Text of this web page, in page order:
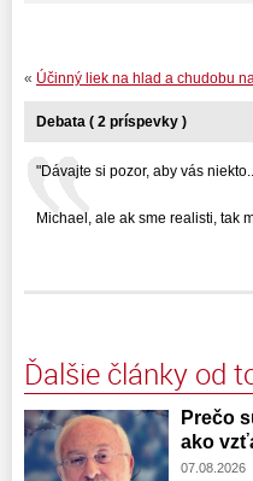
« Účinný liek na hlad a chudobu
Debata ( 2 príspevky )
"Dávajte si pozor, aby vás niekto...
Michael, ale ak sme realisti, tak
Ďalšie články od
Prečo
ako
07.08.2026